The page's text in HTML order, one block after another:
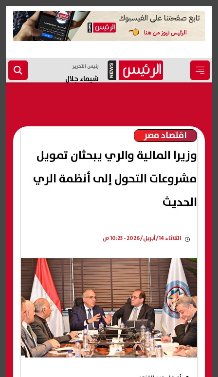
رئيس التحرير
شيماء جلال
اقتصاد مصر
وزيرا المالية والري يبحثان تمويل
مشروعات التحول إلى أنظمة الري
الحديث
الثلاثاء 14/أبريل/2026 - 10:23 ص